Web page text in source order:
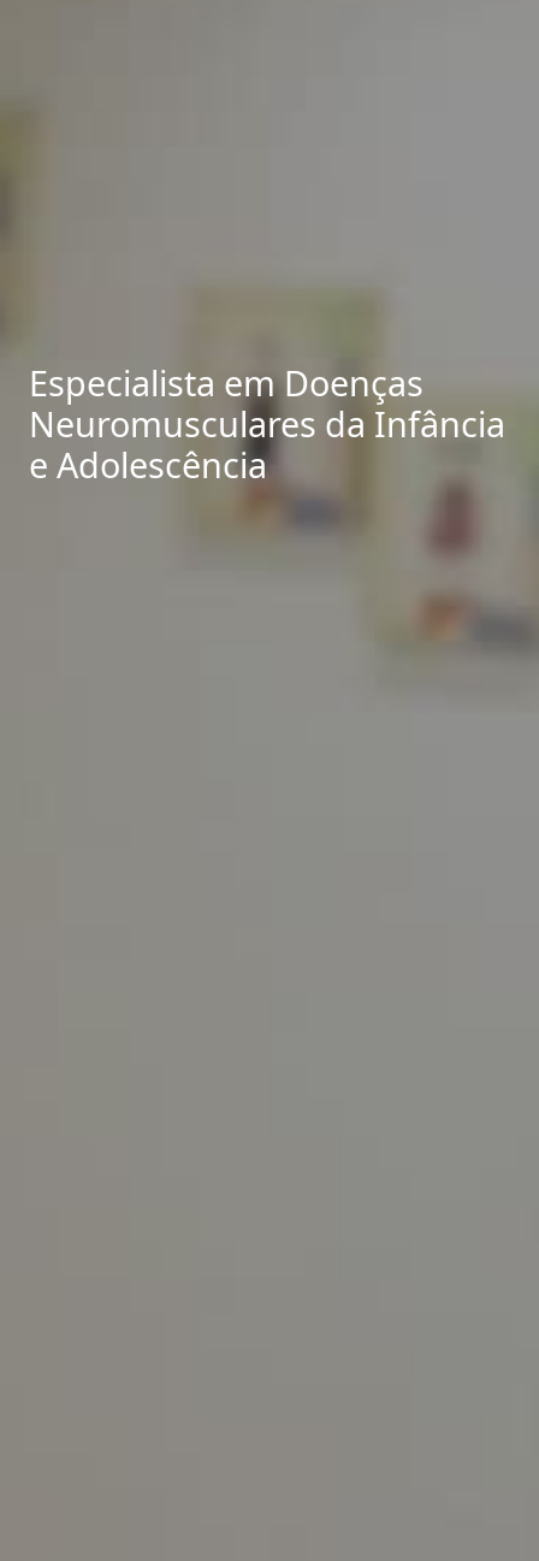
Especialista em Doenças
Neuromusculares da Infância
e Adolescência